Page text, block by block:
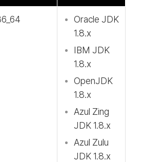
Oracle JDK
1.8.x
IBM JDK
1.8.x
OpenJDK
1.8.x
Azul Zing
JDK 1.8.x
Azul Zulu
JDK 1.8.x